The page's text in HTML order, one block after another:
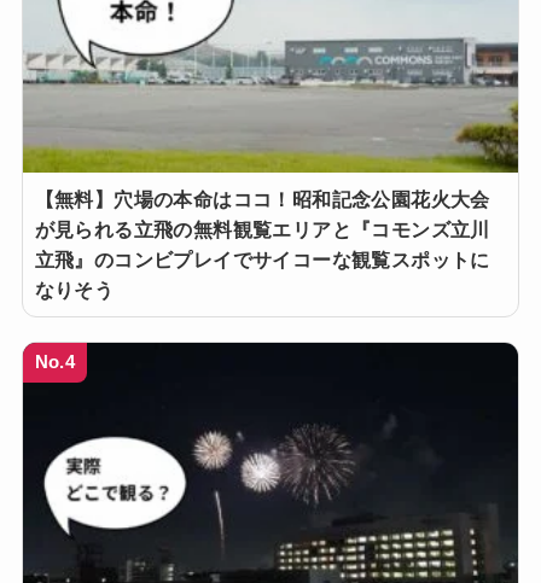
【無料】穴場の本命はココ！昭和記念公園花火大会
が見られる立飛の無料観覧エリアと『コモンズ立川
立飛』のコンビプレイでサイコーな観覧スポットに
なりそう
No.4